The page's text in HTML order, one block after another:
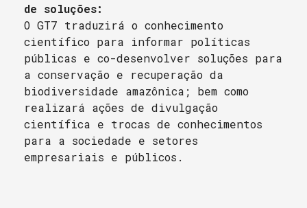
de soluções:
O GT7 traduzirá o conhecimento
científico para informar políticas
públicas e co-desenvolver soluções para
a conservação e recuperação da
biodiversidade amazônica; bem como
realizará ações de divulgação
científica e trocas de conhecimentos
para a sociedade e setores
empresariais e públicos.